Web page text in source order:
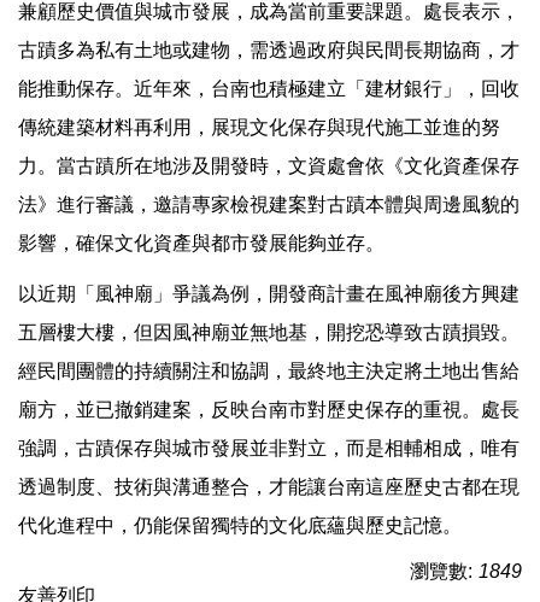
兼顧歷史價值與城市發展，成為當前重要課題。處長表示，
古蹟多為私有土地或建物，需透過政府與民間長期協商，才
能推動保存。近年來，台南也積極建立「建材銀行」，回收
傳統建築材料再利用，展現文化保存與現代施工並進的努
力。當古蹟所在地涉及開發時，文資處會依《文化資產保存
法》進行審議，邀請專家檢視建案對古蹟本體與周邊風貌的
影響，確保文化資產與都市發展能夠並存。
以近期「風神廟」爭議為例，開發商計畫在風神廟後方興建
五層樓大樓，但因風神廟並無地基，開挖恐導致古蹟損毀。
經民間團體的持續關注和協調，最終地主決定將土地出售給
廟方，並已撤銷建案，反映台南市對歷史保存的重視。處長
強調，古蹟保存與城市發展並非對立，而是相輔相成，唯有
透過制度、技術與溝通整合，才能讓台南這座歷史古都在現
代化進程中，仍能保留獨特的文化底蘊與歷史記憶。
瀏覽數: 1849
友善列印